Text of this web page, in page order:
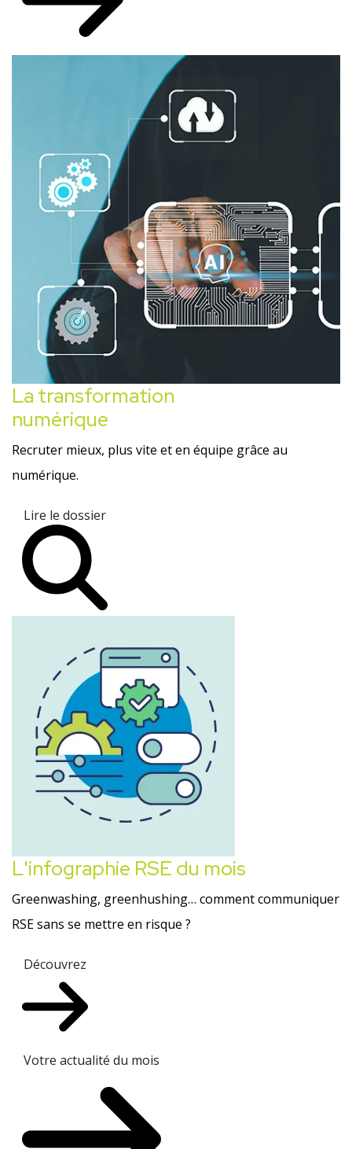
La transformation
numérique
Recruter mieux, plus vite et en équipe grâce au
numérique.
Lire le dossier
L'infographie RSE du mois
Greenwashing, greenhushing… comment communiquer
RSE sans se mettre en risque ?
Découvrez
Votre actualité du mois